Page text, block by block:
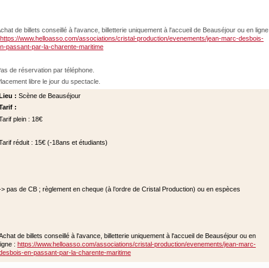
de billets conseillé à l'avance, billetterie uniquement à l'accueil de Beauséjour ou en ligne
https://www.helloasso.com/associations/cristal-production/evenements/jean-marc-desbois-
passant-par-la-charente-maritime
de réservation par téléphone.
libre le jour du spectacle.
: Scène de Beauséjour
:
plein : 18€
réduit : 15€ (-18ans et étudiants)
> pas de CB ; règlement en cheque (à l’ordre de Cristal Production) ou en espèces
de billets conseillé à l'avance, billetterie uniquement à l'accueil de Beauséjour ou en
: https://www.helloasso.com/associations/cristal-production/evenements/jean-marc-
en-passant-par-la-charente-maritime